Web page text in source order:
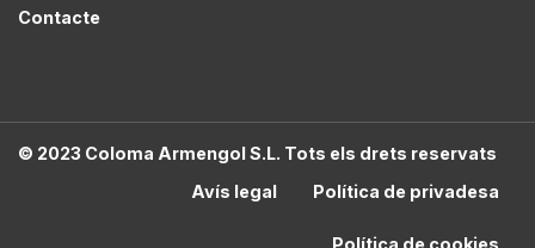
Contacte
© 2023 Coloma Armengol S.L. Tots els drets reservats
Avís legal
Política de privadesa